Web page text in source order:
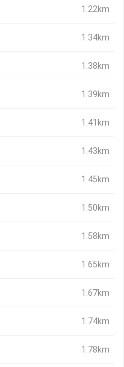
1.22km
1.34km
1.38km
1.39km
1.41km
1.43km
1.45km
1.50km
1.58km
1.65km
1.67km
1.74km
1.78km